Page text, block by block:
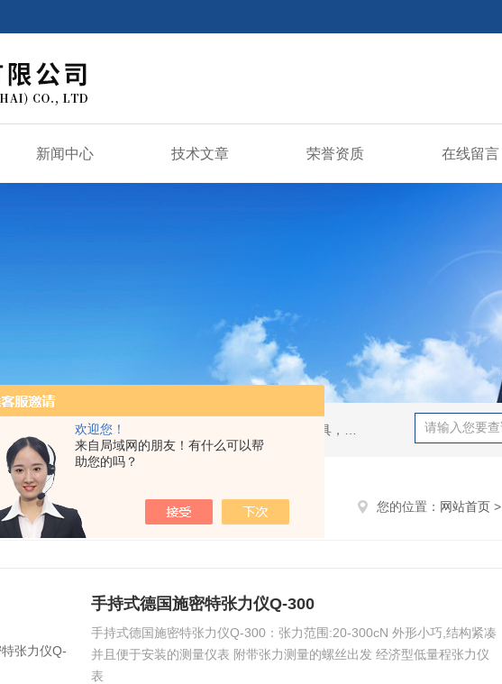
欢迎您！
来自局域网的朋友！有什么可以帮
助您的吗？
新闻中心 技术文章 荣誉资质 在线留言
您的位置： 网站首页 >
手持式德国施密特张力仪Q-300
手持式德国施密特张力仪Q-300：张力范围:20-300cN 外形小巧,结构紧凑
并且便于安装的测量仪表 附带张力测量的螺丝出发 经济型低量程张力仪
表